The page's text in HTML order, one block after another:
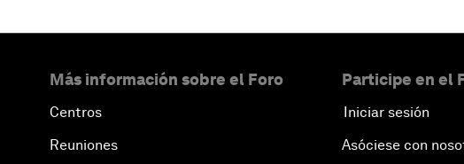
Más información sobre el Foro
Centros
Reuniones
Participe en el
Iniciar sesión
Asóciese con